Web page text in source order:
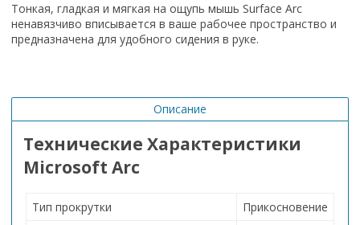
Тонкая, гладкая и мягкая на ощупь мышь Surface Arc
ненавязчиво вписывается в ваше рабочее пространство и
предназначена для удобного сидения в руке.
Описание
Технические Характеристики
Microsoft Arc
Тип прокрутки
Прикосновение